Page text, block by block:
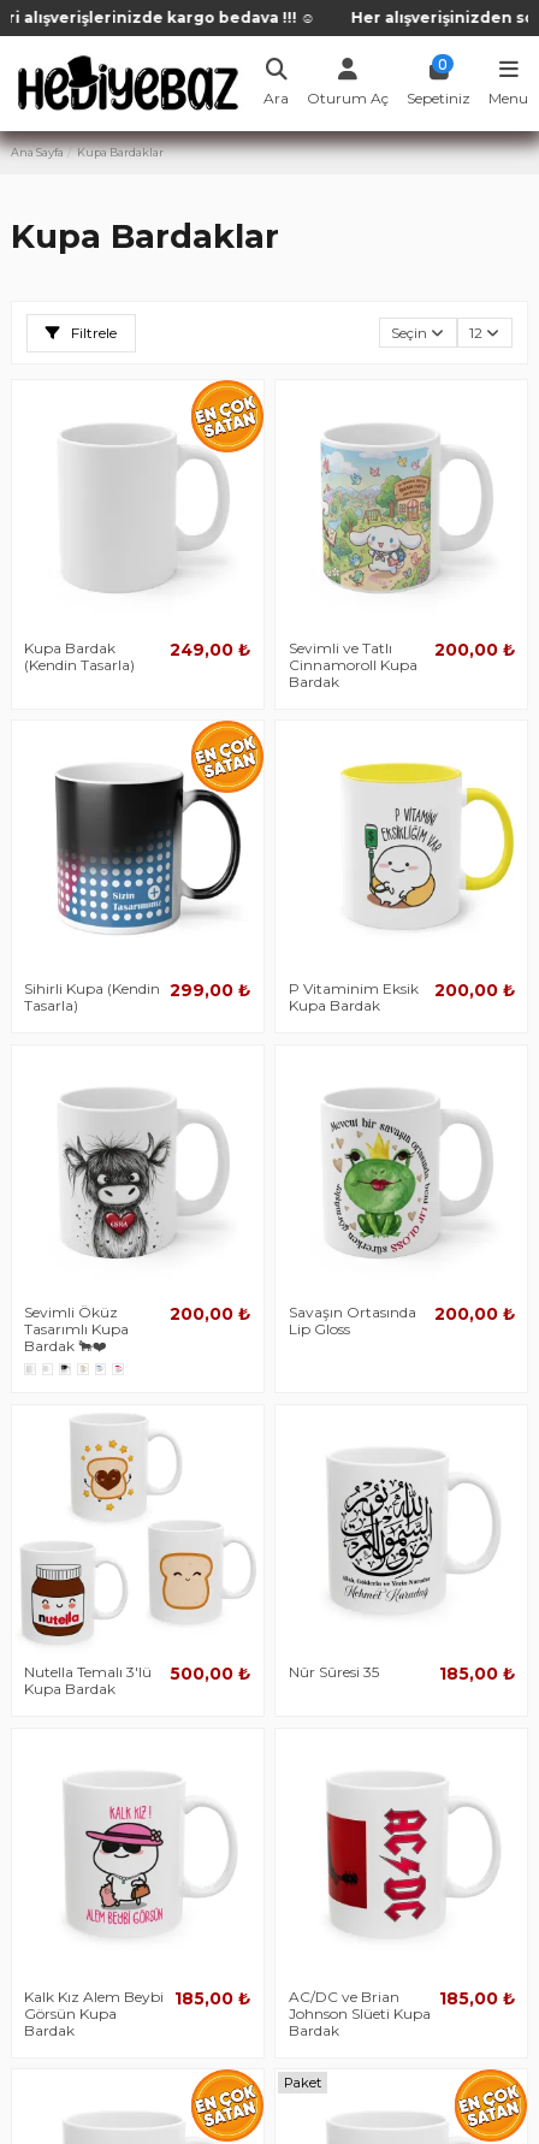
kargo bedava !!! ☺️ Her alışverişinizden
Ara Oturum Aç
0
Sepetiniz Menu
Ana Sayfa Kupa Bardaklar
Kupa Bardaklar
Filtrele Seçin 12
Kupa Bardak
(Kendin Tasarla)
249,00 ₺
Sevimli ve Tatlı
Cinnamoroll Kupa
Bardak
200,00 ₺
Sihirli Kupa (Kendin
Tasarla)
299,00 ₺
P Vitaminim Eksik
Kupa Bardak
200,00 ₺
Sevimli Öküz
Tasarımlı Kupa
Bardak 🐂❤️
200,00 ₺
Savaşın Ortasında
Lip Gloss
200,00 ₺
Nutella Temalı 3'lü
Kupa Bardak
500,00 ₺ Nûr Sûresi 35 185,00 ₺
Kalk Kız Alem Beybi
Görsün Kupa
Bardak
185,00 ₺
AC/DC ve Brian
Johnson Slüeti Kupa
Bardak
185,00 ₺
Paket